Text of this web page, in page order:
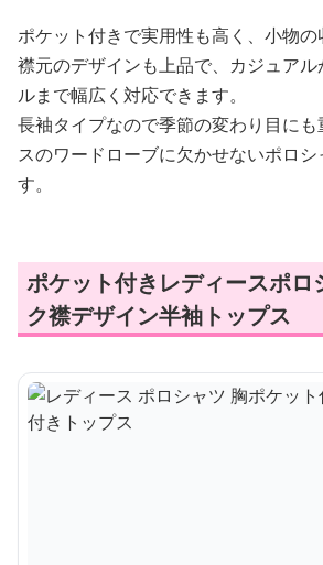
ポケット付きで実用性も高く、小物の
襟元のデザインも上品で、カジュア
ルまで幅広く対応できます。
長袖タイプなので季節の変わり目に
スのワードローブに欠かせないポロシ
す。
ポケット付きレディースポロ
ク襟デザイン半袖トップス